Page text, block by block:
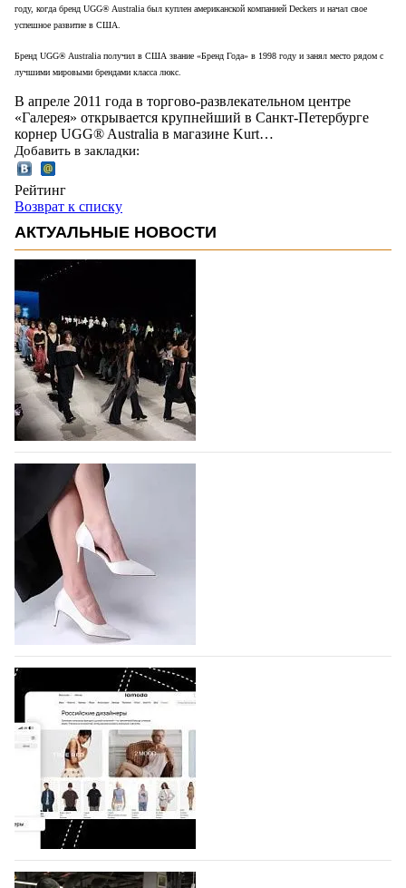
году, когда бренд UGG® Australia был куплен американской компанией Deckers и начал свое
успешное развитие в США.
Бренд UGG® Australia получил в США звание «Бренд Года» в 1998 году и занял место рядом с
лучшими мировыми брендами класса люкс.
В апреле 2011 года в торгово-развлекательном центре
«Галерея» открывается крупнейший в Санкт-Петербурге
корнер UGG® Australia в магазине Kurt…
Добавить в закладки:
Рейтинг
Возврат к списку
АКТУАЛЬНЫЕ НОВОСТИ
На участие в Московской неделе моды
подано 1047 заявок
На участие в седьмой Московской неделе моды,
которая пройдет в российской столице с 26 сентября
по 1 октября, уже подано 1047 заявок. Примерно
половину из них (494) прислали дизайнеры,
коллекции которых не были представлены в…
07.08.2026 750
BALLINA представит свои новинки на Euro
Shoes
Компания BALLINA Guangzhou Lihuang Footwear
Co., Ltd., основанная в 2011 году и расположенная в
Гуанчжоу, столице моды Китая, является
профессиональной обувной компанией,
объединяющей разработку, производство и…
07.08.2026 618
На платформе Lamoda - новый раздел и